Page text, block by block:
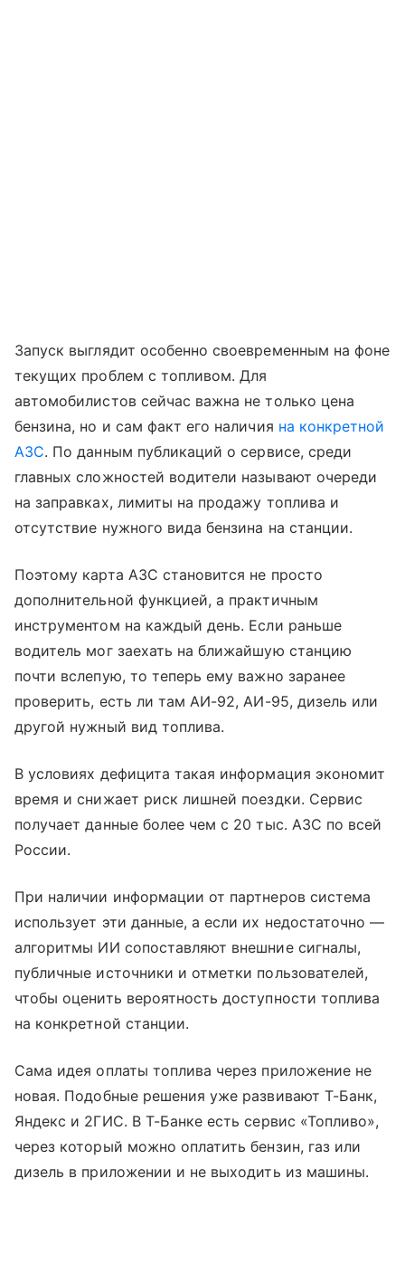
Запуск выглядит особенно своевременным на фоне
текущих проблем с топливом. Для
автомобилистов сейчас важна не только цена
бензина, но и сам факт его наличия на конкретной
АЗС. По данным публикаций о сервисе, среди
главных сложностей водители называют очереди
на заправках, лимиты на продажу топлива и
отсутствие нужного вида бензина на станции.
Поэтому карта АЗС становится не просто
дополнительной функцией, а практичным
инструментом на каждый день. Если раньше
водитель мог заехать на ближайшую станцию
почти вслепую, то теперь ему важно заранее
проверить, есть ли там АИ-92, АИ-95, дизель или
другой нужный вид топлива.
В условиях дефицита такая информация экономит
время и снижает риск лишней поездки. Сервис
получает данные более чем с 20 тыс. АЗС по всей
России.
При наличии информации от партнеров система
использует эти данные, а если их недостаточно —
алгоритмы ИИ сопоставляют внешние сигналы,
публичные источники и отметки пользователей,
чтобы оценить вероятность доступности топлива
на конкретной станции.
Сама идея оплаты топлива через приложение не
новая. Подобные решения уже развивают Т-Банк,
Яндекс и 2ГИС. В Т-Банке есть сервис «Топливо»,
через который можно оплатить бензин, газ или
дизель в приложении и не выходить из машины.